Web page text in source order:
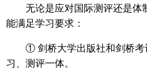
无论是应对国际测评还是
能满足学习要求：
① 剑桥大学出版社和剑桥
习、测评一体。